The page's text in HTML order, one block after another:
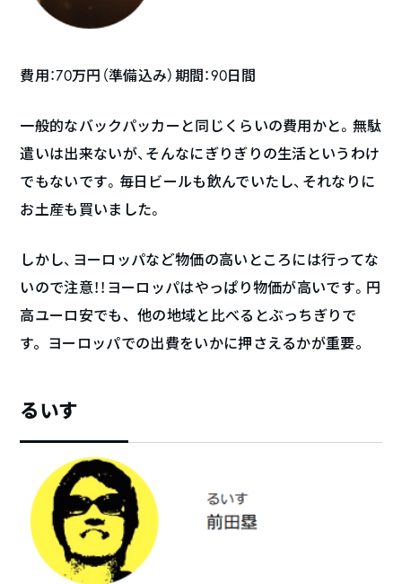
費用：70万円（準備込み）期間：90日間
一般的なバックパッカーと同じくらいの費用かと。無駄
遣いは出来ないが、そんなにぎりぎりの生活というわけ
でもないです。毎日ビールも飲んでいたし、それなりに
お土産も買いました。
しかし、ヨーロッパなど物価の高いところには行ってな
いので注意！！ヨーロッパはやっぱり物価が高いです。 円
高ユーロ安でも、他の地域と比べるとぶっちぎりで
す。 ヨーロッパでの出費をいかに押さえるかが重要。
るいす